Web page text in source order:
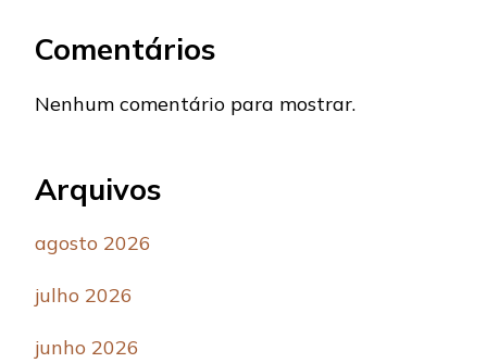
Comentários
Nenhum comentário para mostrar.
Arquivos
agosto 2026
julho 2026
junho 2026